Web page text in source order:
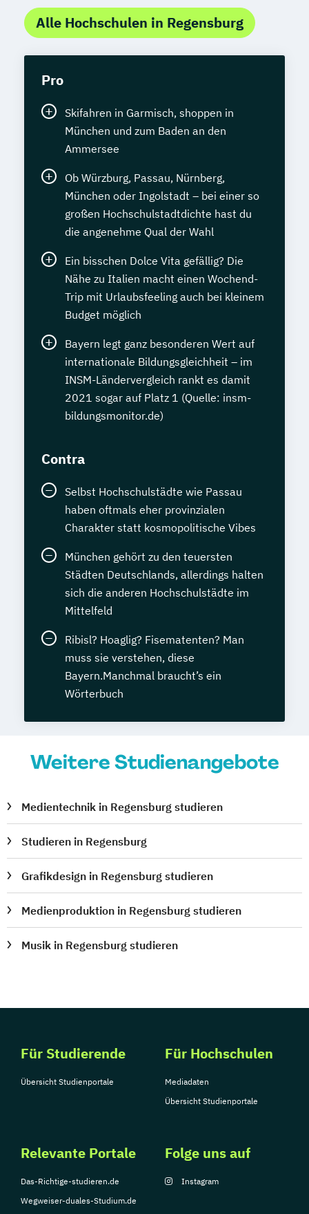
Alle Hochschulen in Regensburg
Pro
Skifahren in Garmisch, shoppen in
München und zum Baden an den
Ammersee
Ob Würzburg, Passau, Nürnberg,
München oder Ingolstadt – bei einer so
großen Hochschulstadtdichte hast du
die angenehme Qual der Wahl
Ein bisschen Dolce Vita gefällig? Die
Nähe zu Italien macht einen Wochend-
Trip mit Urlaubsfeeling auch bei kleinem
Budget möglich
Bayern legt ganz besonderen Wert auf
internationale Bildungsgleichheit – im
INSM-Ländervergleich rankt es damit
2021 sogar auf Platz 1 (Quelle: insm-
bildungsmonitor.de)
Contra
Selbst Hochschulstädte wie Passau
haben oftmals eher provinzialen
Charakter statt kosmopolitische Vibes
München gehört zu den teuersten
Städten Deutschlands, allerdings halten
sich die anderen Hochschulstädte im
Mittelfeld
Ribisl? Hoaglig? Fisematenten? Man
muss sie verstehen, diese
Bayern.Manchmal braucht’s ein
Wörterbuch
Weitere Studienangebote
Medientechnik in Regensburg studieren
Studieren in Regensburg
Grafikdesign in Regensburg studieren
Medienproduktion in Regensburg studieren
Musik in Regensburg studieren
Für Studierende
Übersicht Studienportale
Für Hochschulen
Mediadaten
Übersicht Studienportale
Relevante Portale
Das-Richtige-studieren.de
Wegweiser-duales-Studium.de
Folge uns auf
Instagram